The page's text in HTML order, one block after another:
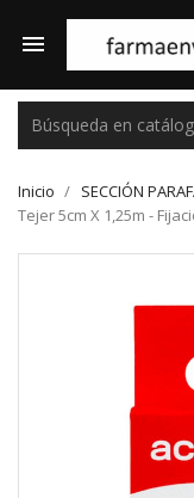

Inicio SECCIÓN
Tejer 5cm X 1,25m -